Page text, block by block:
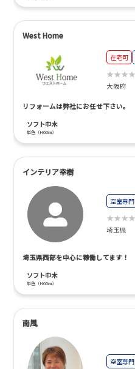
West Home
在宅可
大阪府
リフォームは弊社にお任せ下さい。
ソフト巾木
単色（H60㎜）
インテリア幸樹
空室専門
埼玉県
埼玉県西部を中心に稼働してます！
ソフト巾木
単色（H60㎜）
南風
空室専門